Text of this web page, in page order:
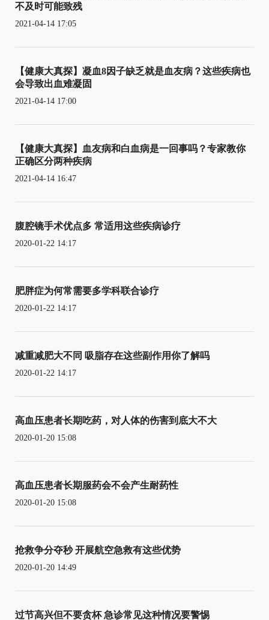
不及时可能致残
2021-04-14 17:05
【健康大真探】凝血8因子缺乏就是血友病？这些疾病也
会导致出血难凝固
2021-04-14 17:00
【健康大真探】血友病和白血病是一回事吗？专家教你
正确区分两种疾病
2021-04-14 16:47
腹腔镜手术优点多 常适用这些疾病诊疗
2020-01-22 14:17
肥胖症为何常需要多学科联合诊疗
2020-01-22 14:17
减重减肥大不同 吸脂存在这些副作用你了解吗
2020-01-22 14:17
高血压患者长期吃药，对人体的伤害到底大不大
2020-01-20 15:08
高血压患者长期服药会不会产生耐药性
2020-01-20 15:08
抢救争分夺秒 开展航空急救有这些优势
2020-01-20 14:49
过节高兴但不要贪杯 急诊常见这种情况要警惕